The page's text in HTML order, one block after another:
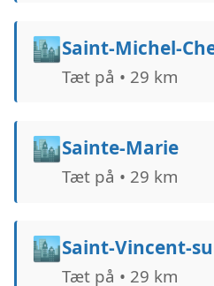
🏙️Saint-Michel-
Tæt på • 29 km
🏙️Sainte-Marie
Tæt på • 29 km
🏙️Saint-Vincent-
Tæt på • 29 km